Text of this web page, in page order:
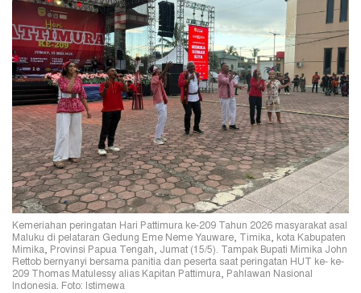
Kemeriahan peringatan Hari Pattimura ke-209 Tahun 2026 masyarakat asal
Maluku di pelataran Gedung Eme Neme Yauware, Timika, kota Kabupaten
Mimika, Provinsi Papua Tengah, Jumat (15/5). Tampak Bupati Mimika John
Rettob bernyanyi bersama panitia dan peserta saat peringatan HUT ke- ke-
209 Thomas Matulessy alias Kapitan Pattimura, Pahlawan Nasional
Indonesia. Foto: Istimewa